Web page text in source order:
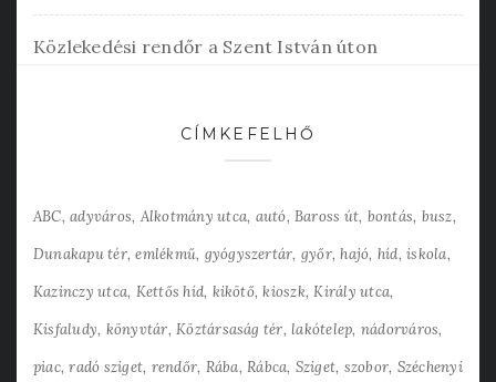
Közlekedési rendőr a Szent István úton
CÍMKEFELHŐ
ABC adyváros Alkotmány utca autó Baross út bontás busz
Dunakapu tér emlékmű gyógyszertár győr hajó híd iskola
Kazinczy utca Kettős híd kikötő kioszk Király utca
Kisfaludy könyvtár Köztársaság tér lakótelep nádorváros
piac radó sziget rendőr Rába Rábca Sziget szobor Széchenyi